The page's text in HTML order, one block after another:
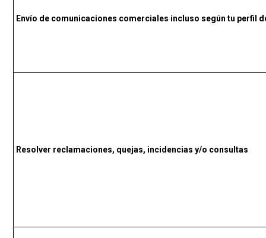
Envío de comunicaciones comerciales incluso según tu perfil
Resolver reclamaciones, quejas, incidencias y/o consultas